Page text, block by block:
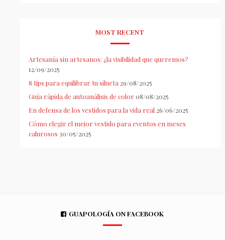
MOST RECENT
Artesanía sin artesanos: ¿la visibilidad que queremos?
12/09/2025
8 tips para equilibrar tu silueta 29/08/2025
Guía rápida de autoanálisis de color 08/08/2025
En defensa de los vestidos para la vida real 26/06/2025
Cómo elegir el mejor vestido para eventos en meses
calurosos 30/05/2025
GUAPOLOGÍA ON FACEBOOK